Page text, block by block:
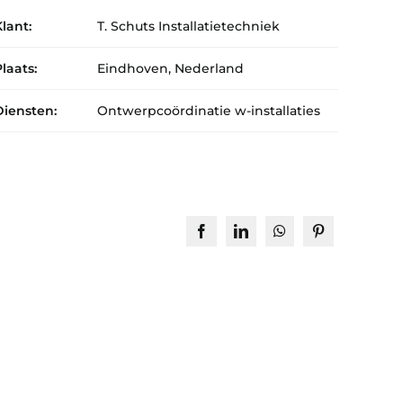
T. Schuts Installatietechniek
Eindhoven, Nederland
Ontwerpcoördinatie w-installaties